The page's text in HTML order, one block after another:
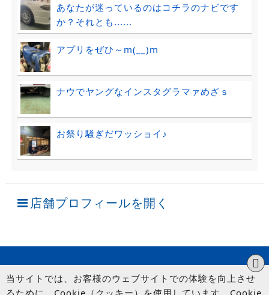
あなたが迷っているのはコチラのナビです
か？それとも......
アプリをぜひ～m(__)m
ナウでヤングなインスタグラマァめざｓ
お祭り騒ぎだワッショイ♪
店舗プロフィールを開く
当サイトでは、お客様のウェブサイトでの体験を向上させ
るために、Cookie（クッキー）を使用しています。Cookie